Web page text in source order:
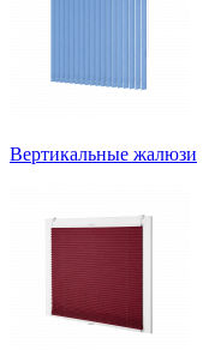
Вертикальные жалюзи